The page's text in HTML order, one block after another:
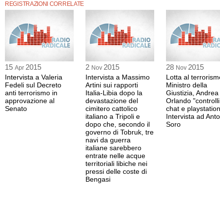
REGISTRAZIONI CORRELATE
15 Apr 2015
Intervista a Valeria
Fedeli sul Decreto
anti terrorismo in
approvazione al
Senato
2 Nov 2015
Intervista a Massimo
Artini sui rapporti
Italia-Libia dopo la
devastazione del
cimitero cattolico
italiano a Tripoli e
dopo che, secondo il
governo di Tobruk, tre
navi da guerra
italiane sarebbero
entrate nelle acque
territoriali libiche nei
pressi delle coste di
Bengasi
28 Nov 2015
Lotta al
Ministro della
Giustizia, Andrea
Orlando
chat e
Intervista ad
Soro